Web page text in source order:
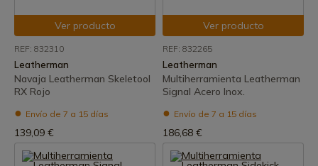
Ver producto
REF: 832310
Leatherman
Navaja Leatherman Skeletool
RX Rojo
Envío de 7 a 15 días
139,09 €
Ver producto
REF: 832265
Leatherman
Multiherramienta Leatherman
Signal Acero Inox.
Envío de 7 a 15 días
186,68 €